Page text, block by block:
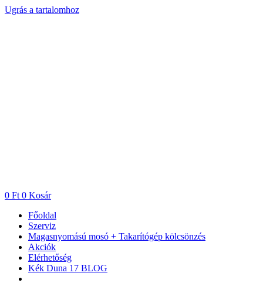
Ugrás a tartalomhoz
0 Ft 0 Kosár
Főoldal
Szerviz
Magasnyomású mosó + Takarítógép kölcsönzés
Akciók
Elérhetőség
Kék Duna 17 BLOG